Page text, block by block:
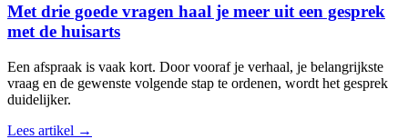
Met drie goede vragen haal je meer uit een gesprek
met de huisarts
Een afspraak is vaak kort. Door vooraf je verhaal, je belangrijkste
vraag en de gewenste volgende stap te ordenen, wordt het gesprek
duidelijker.
Lees artikel →